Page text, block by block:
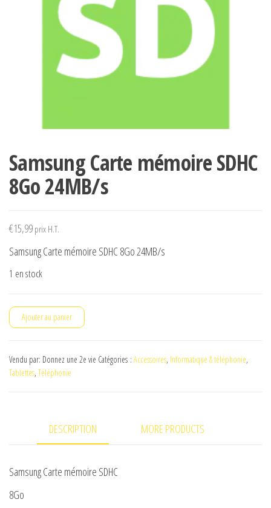
Samsung Carte mémoire SDHC
8Go 24MB/s
€15,99 prix H.T.
Samsung Carte mémoire SDHC 8Go 24MB/s
1 en stock
quantité
de
Carte
Ajouter au panier
Vendu par: Donnez une 2e vie Catégories : Accessoires, Informatique & téléphonie,
Tablettes, Téléphonie
DESCRIPTION MORE PRODUCTS
Samsung Carte mémoire SDHC
8Go